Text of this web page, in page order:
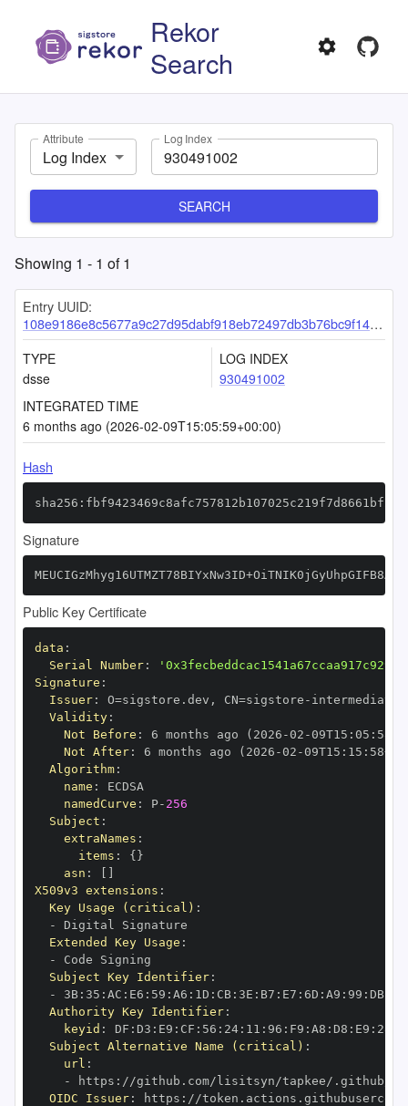
Rekor
Search
Attribute
Log Index
Log Index
SEARCH
Showing 1 - 1 of1
Entry UUID:
108e9186e8c5677a9c27d95dabf918eb72497db3b76bc9f148e1c38ccd9f2bee5545eb839ac331bb
TYPE
dsse
LOG INDEX
930491002
INTEGRATED TIME
6 months ago (2026-02-09T15:05:59+00:00)
Hash
Signature
Public Key Certificate
data :
Serial Number:
Signature :
Issuer: O=sigstore.dev , CN=sigstore -
Validity:
Not Before : 6 months ago (2026 -02 -09T15 : 05 :
Not After: 6 months ago (2026 -02 -09T15 : 15 : 58+00
Algorithm:
name :
namedCurve : P- 256
Subject :
extraNames :
items : { }
asn :
X509v3 extensions :
Key Usage (critical) :
-
Extended Key Usage :
-
Subject Key Identifier:
-
3B: 35 : AC : E6 : 59 : A6 : 1D : CB: 3E : B7 : E7 : 6D : A9 : 99 : DB:
Authority Key Identifier:
keyid : DF : D3 : E9 : CF : 56 : 24: 11 : 96 : F9 : A8 : D8 : E9 : 28
Subject Alternative Name (critical) :
url :
-
https :
OIDC Issuer: https :